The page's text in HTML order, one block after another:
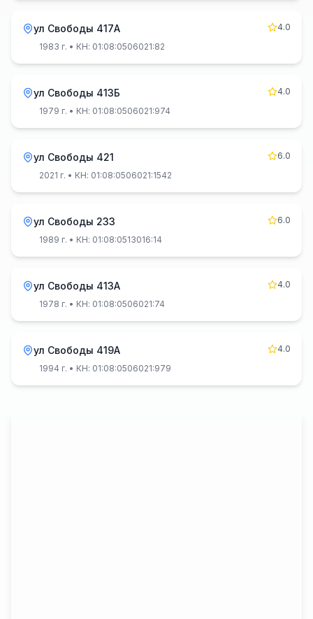
ул Свободы 417А
4.0
1983 г. • КН: 01:08:0506021:82
ул Свободы 413Б
4.0
1979 г. • КН: 01:08:0506021:974
ул Свободы 421
6.0
2021 г. • КН: 01:08:0506021:1542
ул Свободы 233
6.0
1989 г. • КН: 01:08:0513016:14
ул Свободы 413А
4.0
1978 г. • КН: 01:08:0506021:74
ул Свободы 419А
4.0
1994 г. • КН: 01:08:0506021:979